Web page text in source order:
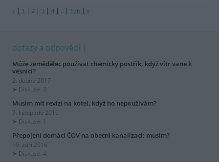
« | 1 | 2 | 3 | 4 | .. | 126 | »
dotazy a odpovědi
Může zemědělec používat chemický postřik, když vítr vane k
vesnici?
2. dubna 2017
Diskuse: 3
Musím mít revizi na kotel, když ho nepoužívám?
7. listopadu 2016
Diskuse: 1
Přepojení domácí ČOV na obecní kanalizaci: musím?
19. září 2016
Diskuse: 4